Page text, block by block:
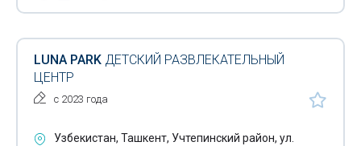
LUNA PARK ДЕТСКИЙ РАЗВЛЕКАТЕЛЬНЫЙ
ЦЕНТР
с 2023 года
Узбекистан, Ташкент, Учтепинский район, ул.